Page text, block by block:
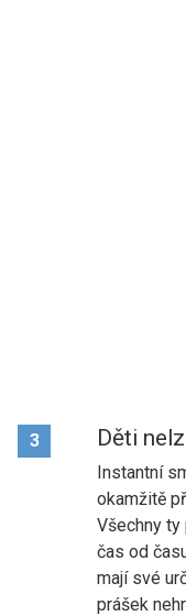
3 Děti
Instantní
okamžitě
Všechny ty
čas od
mají své
prášek